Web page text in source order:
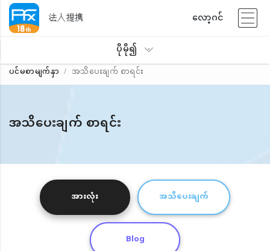
法人提携
လော့ဂင်
ပိုမို၍
ပင်မစာမျက်နှာ အသိပေးချက် စာရင်း
အသိပေးချက် စာရင်း
အားလုံး အသိပေးချက်
Blog